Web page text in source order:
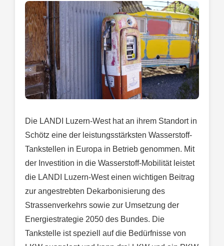
Die LANDI Luzern-West hat an ihrem Standort in
Schötz eine der leistungsstärksten Wasserstoff-
Tankstellen in Europa in Betrieb genommen. Mit
der Investition in die Wasserstoff-Mobilität leistet
die LANDI Luzern-West einen wichtigen Beitrag
zur angestrebten Dekarbonisierung des
Strassenverkehrs sowie zur Umsetzung der
Energiestrategie 2050 des Bundes. Die
Tankstelle ist speziell auf die Bedürfnisse von